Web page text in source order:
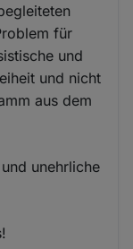
für
und
und nicht
aus dem
unehrliche